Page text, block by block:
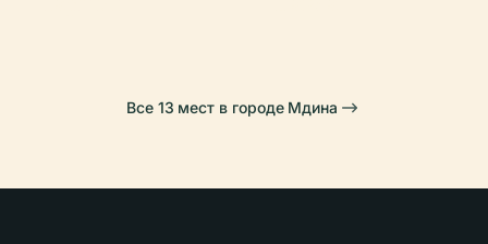
Все 13 мест в городе Мдина